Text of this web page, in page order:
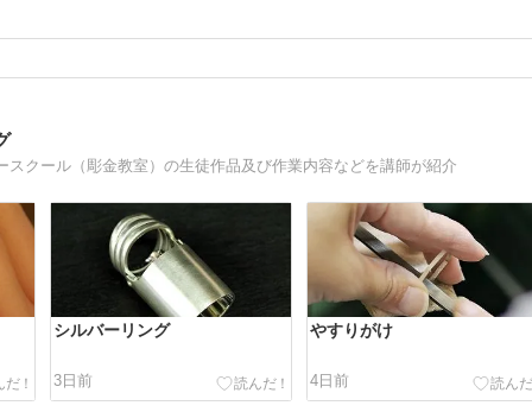
クール（彫金教室）の生徒作品及び作業内容などを講師が紹介
シルバーリング
3日前
やすりがけ
4日前